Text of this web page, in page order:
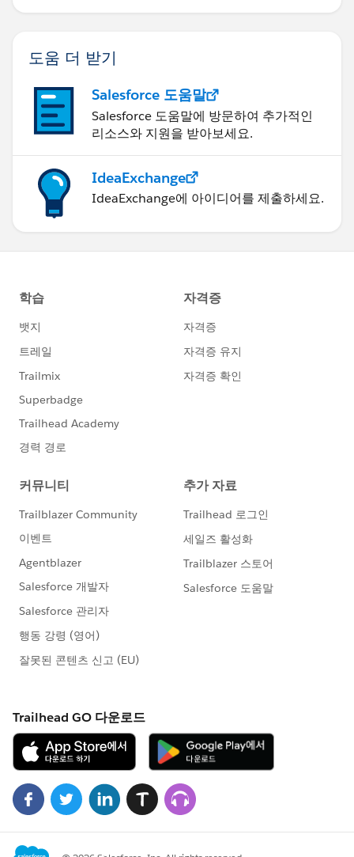
도움 더 받기
Salesforce 도움말
Salesforce 도움말에 방문하여 추가적인
리소스와 지원을 받아보세요.
IdeaExchange
IdeaExchange에 아이디어를 제출하세요.